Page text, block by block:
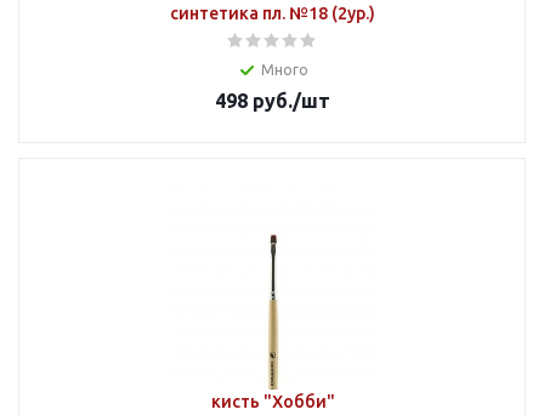
синтетика пл. №18 (2ур.)
Много
498 руб./шт
кисть "Хобби"